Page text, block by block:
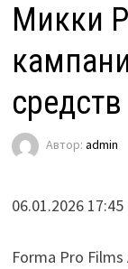
Микки
Автор: admin
06.01.2026 17:45
Forma Pro